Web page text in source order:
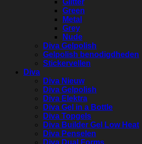
Glitter
Green
Metal
Grey
Nude
Diva Gelpolish
Gelpolish benodigdheden
Stickervellen
Diva
Diva Nieuw
Diva Gelpolish
Diva Elektra
Diva Gel in a Bottle
Diva Topgels
Diva Builder Gel Low Heat
Diva Penselen